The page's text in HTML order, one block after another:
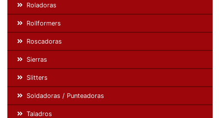
Roladoras
Rollformers
Roscadoras
Sierras
Slitters
Soldadoras / Punteadoras
Taladros